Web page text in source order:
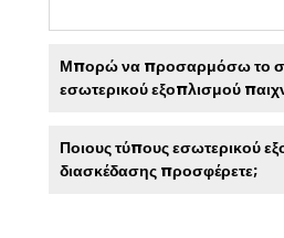
Μπορώ να προσαρμόσω το
εσωτερικού εξοπλισμού
Ποιους τύπους εσωτερικού
διασκέδασης προσφέρετε;